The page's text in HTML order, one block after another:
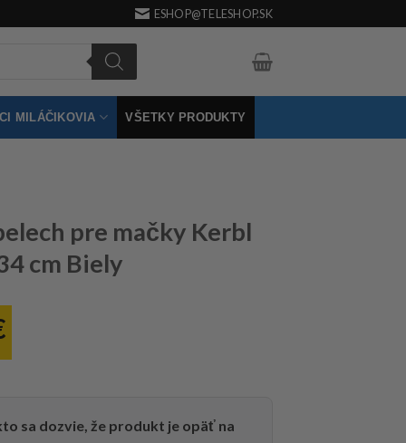
ESHOP@TELESHOP.SK
MILÁČIKOVIA VŠETKY PRODUKTY
pre mačky Kerbl
cm Biely
sa dozvie, že produkt je opäť na